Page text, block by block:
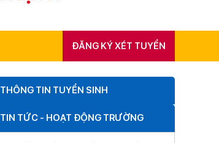
ĐĂNG KÝ XÉT TUYỂN
THÔNG TIN TUYỂN SINH
TIN TỨC - HOẠT ĐỘNG TRƯỜNG